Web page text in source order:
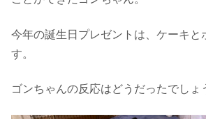
今年の誕生日プレゼントは、ケーキと
す。
ゴンちゃんの反応はどうだったでしょ